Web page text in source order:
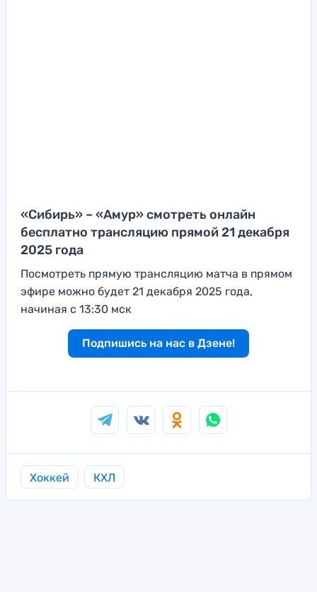
«Сибирь» – «Амур» смотреть онлайн
бесплатно трансляцию прямой 21 декабря
2025 года
Посмотреть прямую трансляцию матча в прямом
эфире можно будет 21 декабря 2025 года,
начиная с 13:30 мск
Подпишись на нас в Дзене!
Хоккей КХЛ